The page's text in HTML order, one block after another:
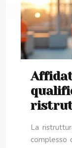
La
complesso